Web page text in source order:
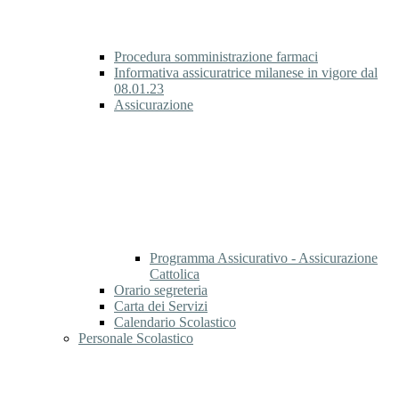
Procedura somministrazione farmaci
Informativa assicuratrice milanese in vigore dal
08.01.23
Assicurazione
Programma Assicurativo - Assicurazione
Cattolica
Orario segreteria
Carta dei Servizi
Calendario Scolastico
Personale Scolastico